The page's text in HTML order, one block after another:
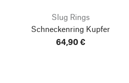
Slug Rings
Schneckenring Kupfer
64,90 €